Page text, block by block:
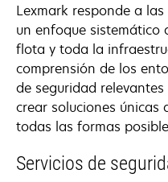
Lexmark responde a
un enfoque sistemático
flota y toda la
comprensión de los
de seguridad
crear soluciones únicas
todas las formas
Servicios de